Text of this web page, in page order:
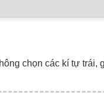
chọn các kí tự trái,